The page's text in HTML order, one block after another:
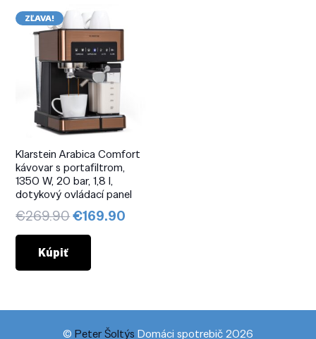
ZĽAVA!
Klarstein Arabica Comfort
kávovar s portafiltrom,
1350 W, 20 bar, 1,8 l,
dotykový ovládací panel
€269.90Pôvodná
cena
€269.90.
€169.90
Kúpiť
© Peter Šoltýs Domáci spotrebič 2026